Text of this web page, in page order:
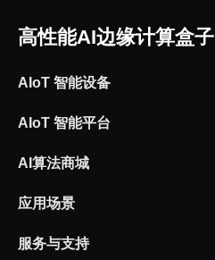
高性能AI边缘计算盒子
AIoT 智能设备
AIoT 智能平台
AI算法商城
应用场景
服务与支持